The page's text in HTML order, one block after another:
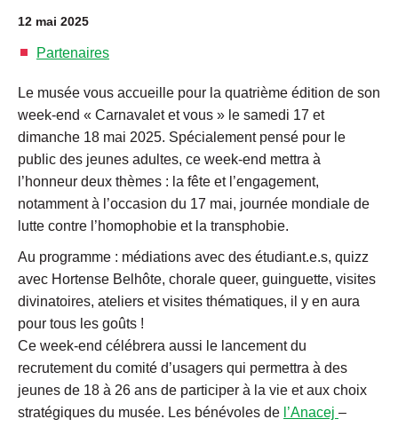
12 mai 2025
Partenaires
Le musée vous accueille pour la quatrième édition de son
week-end « Carnavalet et vous » le samedi 17 et
dimanche 18 mai 2025. Spécialement pensé pour le
public des jeunes adultes, ce week-end mettra à
l’honneur deux thèmes : la fête et l’engagement,
notamment à l’occasion du 17 mai, journée mondiale de
lutte contre l’homophobie et la transphobie.
Au programme : médiations avec des étudiant.e.s, quizz
avec Hortense Belhôte, chorale queer, guinguette, visites
divinatoires, ateliers et visites thématiques, il y en aura
pour tous les goûts !
Ce week-end célébrera aussi le lancement du
recrutement du comité d’usagers qui permettra à des
jeunes de 18 à 26 ans de participer à la vie et aux choix
stratégiques du musée. Les bénévoles de l’Anacej –